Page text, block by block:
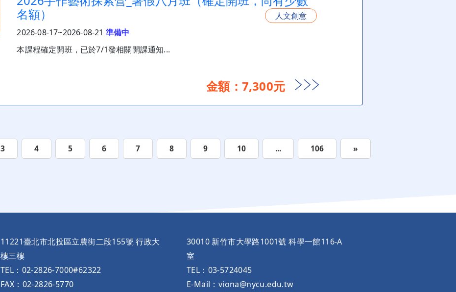
名額）
人文創意
2026-08-17~2026-08-21 準備中
本課程確定開班，已於7/1發相關開課通知...
金額：7,300元
3 4 5 6 7 8 9 10 ... 106 »
11221臺北市北投區立農街二段155號 行政大
樓三樓
TEL：02-2826-7000#62322
FAX：02-2826-5770
30010 新竹市大學路1001號 科學一館116-A
室
TEL：03-5724045
E-Mail：viona@nycu.edu.tw